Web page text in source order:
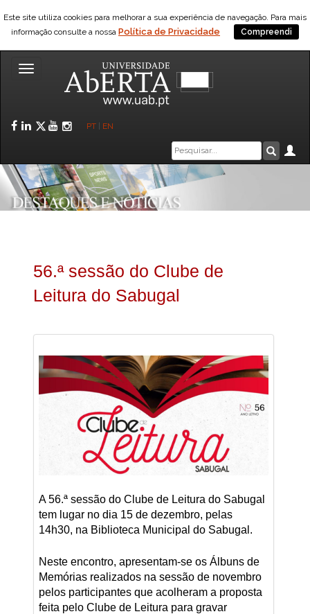
Este site utiliza cookies para melhorar a sua experiência de navegação. Para mais
informação consulte a nossa Política de Privacidade Compreendi
Toggle
Facebook
LinkedIn
Twitter
YouTube
Instagram
PT EN
Caixa
de
pesquisa
56.ª sessão do Clube de
Leitura do Sabugal
A 56.ª sessão do Clube de Leitura do Sabugal
tem lugar no dia 15 de dezembro, pelas
14h30, na Biblioteca Municipal do Sabugal.
Neste encontro, apresentam-se os Álbuns de
Memórias realizados na sessão de novembro
pelos participantes que acolheram a proposta
feita pelo Clube de Leitura para gravar